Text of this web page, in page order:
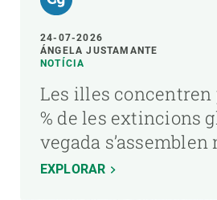
24-07-2026
ÁNGELA JUSTAMANTE
NOTÍCIA
Les illes concentren
% de les extincions
vegada s’assemblen
EXPLORAR